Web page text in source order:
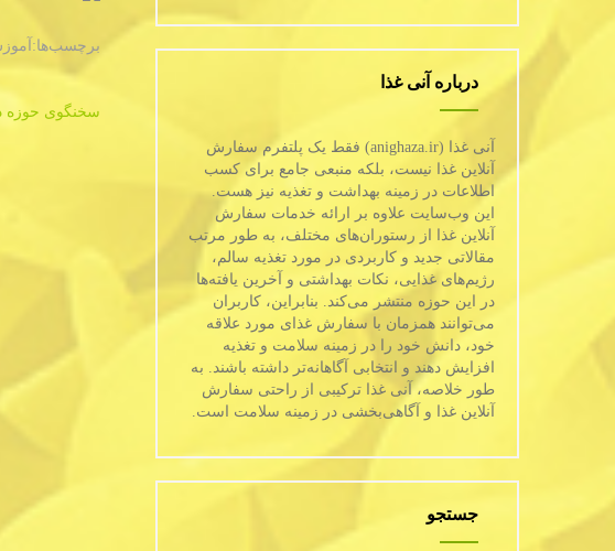
برچسب‌ها:
navigation
سخنگوی حوزه
درباره آنی غذا
آنی غذا (anighaza.ir) فقط یک پلتفرم سفارش
آنلاین غذا نیست، بلکه منبعی جامع برای کسب
اطلاعات در زمینه بهداشت و تغذیه نیز هست.
این وب‌سایت علاوه بر ارائه خدمات سفارش
آنلاین غذا از رستوران‌های مختلف، به طور مرتب
مقالاتی جدید و کاربردی در مورد تغذیه سالم،
رژیم‌های غذایی، نکات بهداشتی و آخرین یافته‌ها
در این حوزه منتشر می‌کند. بنابراین، کاربران
می‌توانند همزمان با سفارش غذای مورد علاقه
خود، دانش خود را در زمینه سلامت و تغذیه
افزایش دهند و انتخابی آگاهانه‌تر داشته باشند. به
طور خلاصه، آنی غذا ترکیبی از راحتی سفارش
آنلاین غذا و آگاهی‌بخشی در زمینه سلامت است.
جستجو